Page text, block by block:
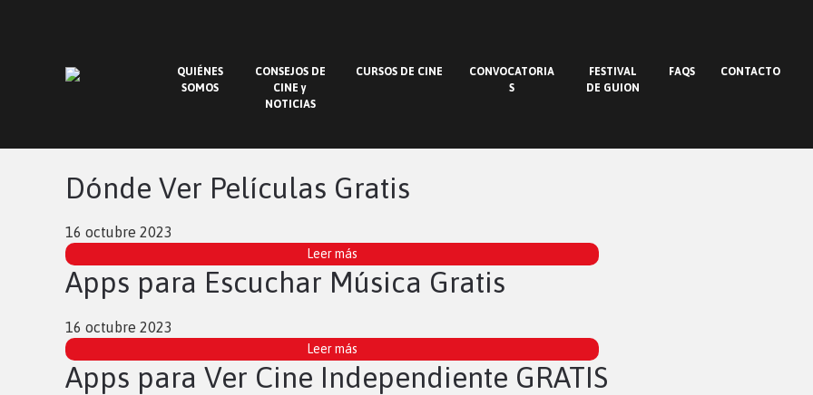
QUIÉNES
SOMOS
CONSEJOS DE
CINE y
NOTICIAS
CURSOS DE CINE
CONVOCATORIA
S
FESTIVAL
DE GUION
FAQS CONTACTO
Dónde Ver Películas Gratis
16 octubre 2023
Leer más
Apps para Escuchar Música Gratis
16 octubre 2023
Leer más
Apps para Ver Cine Independiente GRATIS